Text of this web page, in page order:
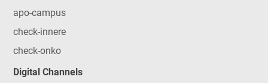
apo-campus
check-innere
check-onko
Digital Channels